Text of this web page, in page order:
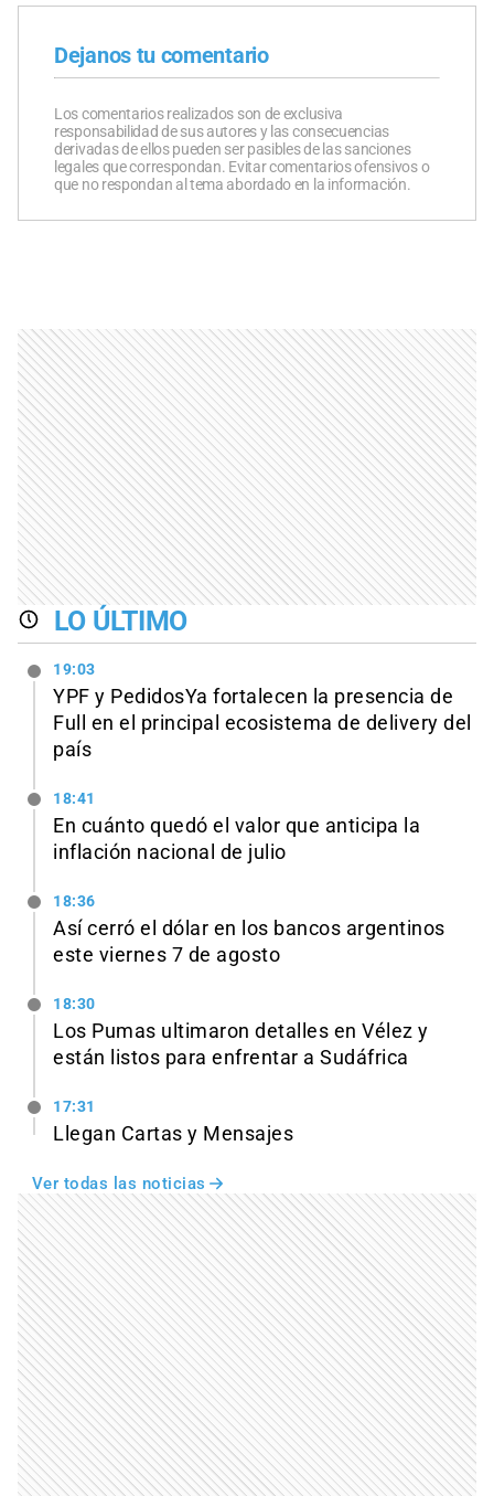
Dejanos tu comentario
Los comentarios realizados son de exclusiva
responsabilidad de sus autores y las consecuencias
derivadas de ellos pueden ser pasibles de las sanciones
legales que correspondan. Evitar comentarios ofensivos o
que no respondan al tema abordado en la información.
LO ÚLTIMO
19:03
YPF y PedidosYa fortalecen la presencia de
Full en el principal ecosistema de delivery del
país
18:41
En cuánto quedó el valor que anticipa la
inflación nacional de julio
18:36
Así cerró el dólar en los bancos argentinos
este viernes 7 de agosto
18:30
Los Pumas ultimaron detalles en Vélez y
están listos para enfrentar a Sudáfrica
17:31
Llegan Cartas y Mensajes
Ver todas las noticias